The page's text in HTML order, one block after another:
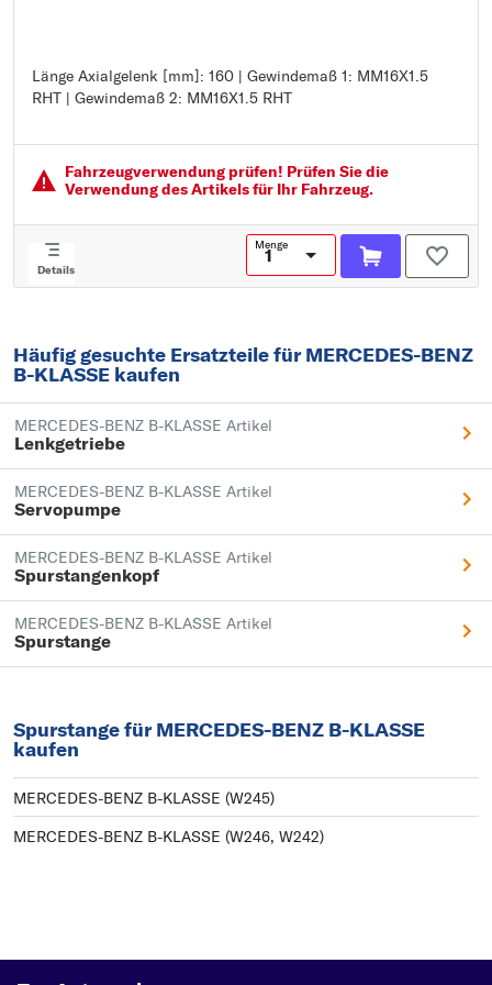
Länge Axialgelenk [mm]: 160 | Gewindemaß 1: MM16X1.5
RHT | Gewindemaß 2: MM16X1.5 RHT
Länge Axialgelenk [mm]: 160
Gewindemaß 1: MM16X1.5 RHT
Fahrzeugver­wendung prüfen! Prüfen Sie die
Verwendung des Artikels für Ihr Fahrzeug.
Details
Menge
Häufig gesuchte Ersatzteile für MERCEDES-BENZ
B-KLASSE kaufen
MERCEDES-BENZ B-KLASSE Artikel
Lenkgetriebe
MERCEDES-BENZ B-KLASSE Artikel
Servopumpe
MERCEDES-BENZ B-KLASSE Artikel
Spurstangenkopf
MERCEDES-BENZ B-KLASSE Artikel
Spurstange
Spurstange für MERCEDES-BENZ B-KLASSE
kaufen
MERCEDES-BENZ B-KLASSE (W245)
MERCEDES-BENZ B-KLASSE (W246, W242)